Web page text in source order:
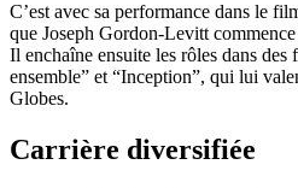
C’est avec sa performance dans le
que Joseph Gordon-Levitt
Il enchaîne ensuite les rôles dans des
ensemble” et “Inception”, qui lui
Globes.
Carrière diversifiée